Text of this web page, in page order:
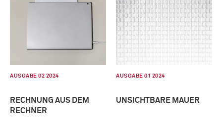
AUSGABE 02 2024
RECHNUNG AUS DEM
RECHNER
AUSGABE 01 2024
UNSICHTBARE MAUER